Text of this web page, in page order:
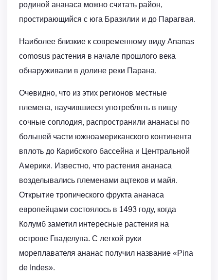
родиной ананаса можно считать район,
простирающийся с юга Бразилии и до Парагвая.
Наиболее близкие к современному виду Ananas
comosus растения в начале прошлого века
обнаруживали в долине реки Парана.
Очевидно, что из этих регионов местные
племена, научившиеся употреблять в пищу
сочные соплодия, распространили ананасы по
большей части южноамериканского континента
вплоть до Карибского бассейна и Центральной
Америки. Известно, что растения ананаса
возделывались племенами ацтеков и майя.
Открытие тропического фрукта ананаса
европейцами состоялось в 1493 году, когда
Колумб заметил интересные растения на
острове Гваделупа. С легкой руки
мореплавателя ананас получил название «Pina
de Indes».